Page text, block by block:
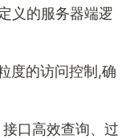
义的服务器端逻
度的访问控制,确
口高效查询、过